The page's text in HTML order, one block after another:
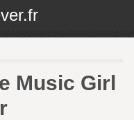
Music Girl